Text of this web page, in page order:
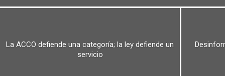
La ACCO defiende una categoría; la ley defiende un
servicio